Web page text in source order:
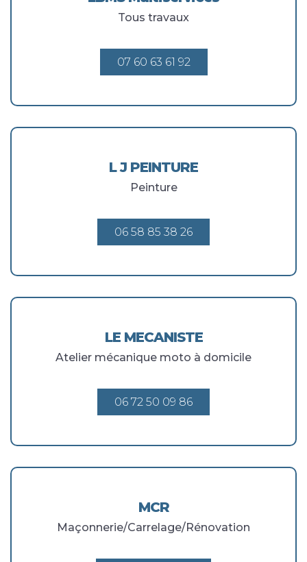
Tous travaux
07 60 63 61 92
L J PEINTURE
Peinture
06 58 85 38 26
LE MECANISTE
Atelier mécanique moto à domicile
06 72 50 09 86
MCR
Maçonnerie/Carrelage/Rénovation